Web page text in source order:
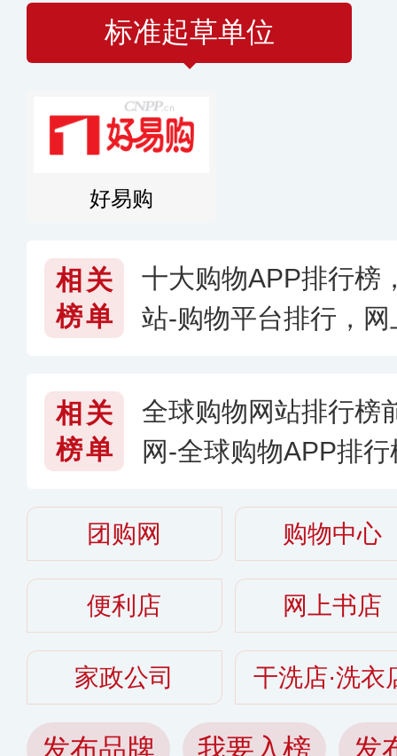
标准起草单位
好易购
相关
榜单
十大购物APP排行榜
站-购物平台排行，
相关
榜单
全球购物网站排行榜
网-全球购物APP排
团购网 购物中心
便利店 网上书店
家政公司 干洗店·洗衣
发布品牌 我要入榜 发